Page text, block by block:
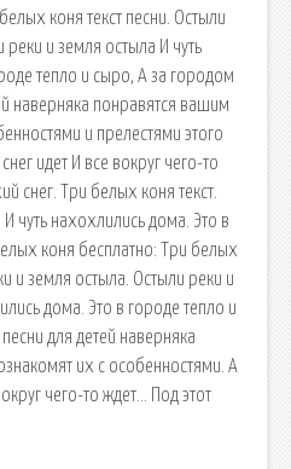
коня текст песни. Остыли
и земля остыла И чуть
тепло и сыро, А за городом
наверняка понравятся вашим
и прелестями этого
идет И все вокруг чего-то
снег. Три белых коня текст.
чуть нахохлились дома. Это в
коня бесплатно: Три белых
и земля остыла. Остыли реки и
дома. Это в городе тепло и
для детей наверняка
их с особенностями. А
чего-то ждет… Под этот